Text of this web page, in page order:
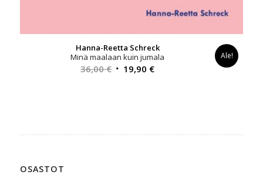
Hanna-Reetta Schreck
Minä maalaan kuin jumala
36,00€ Alkuperäinen
19,90 €Nykyinen
Ale!
OSASTOT